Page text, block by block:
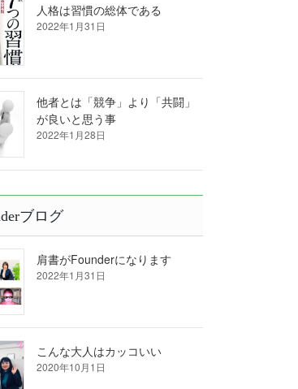
人格は習慣の総体である
2022年1月31日
他者とは「競争」より「共闘」
が良いと思う事
2022年1月28日
ブログ
肩書がFounderになります
2022年1月31日
こんな大人はカッコいい
2020年10月1日